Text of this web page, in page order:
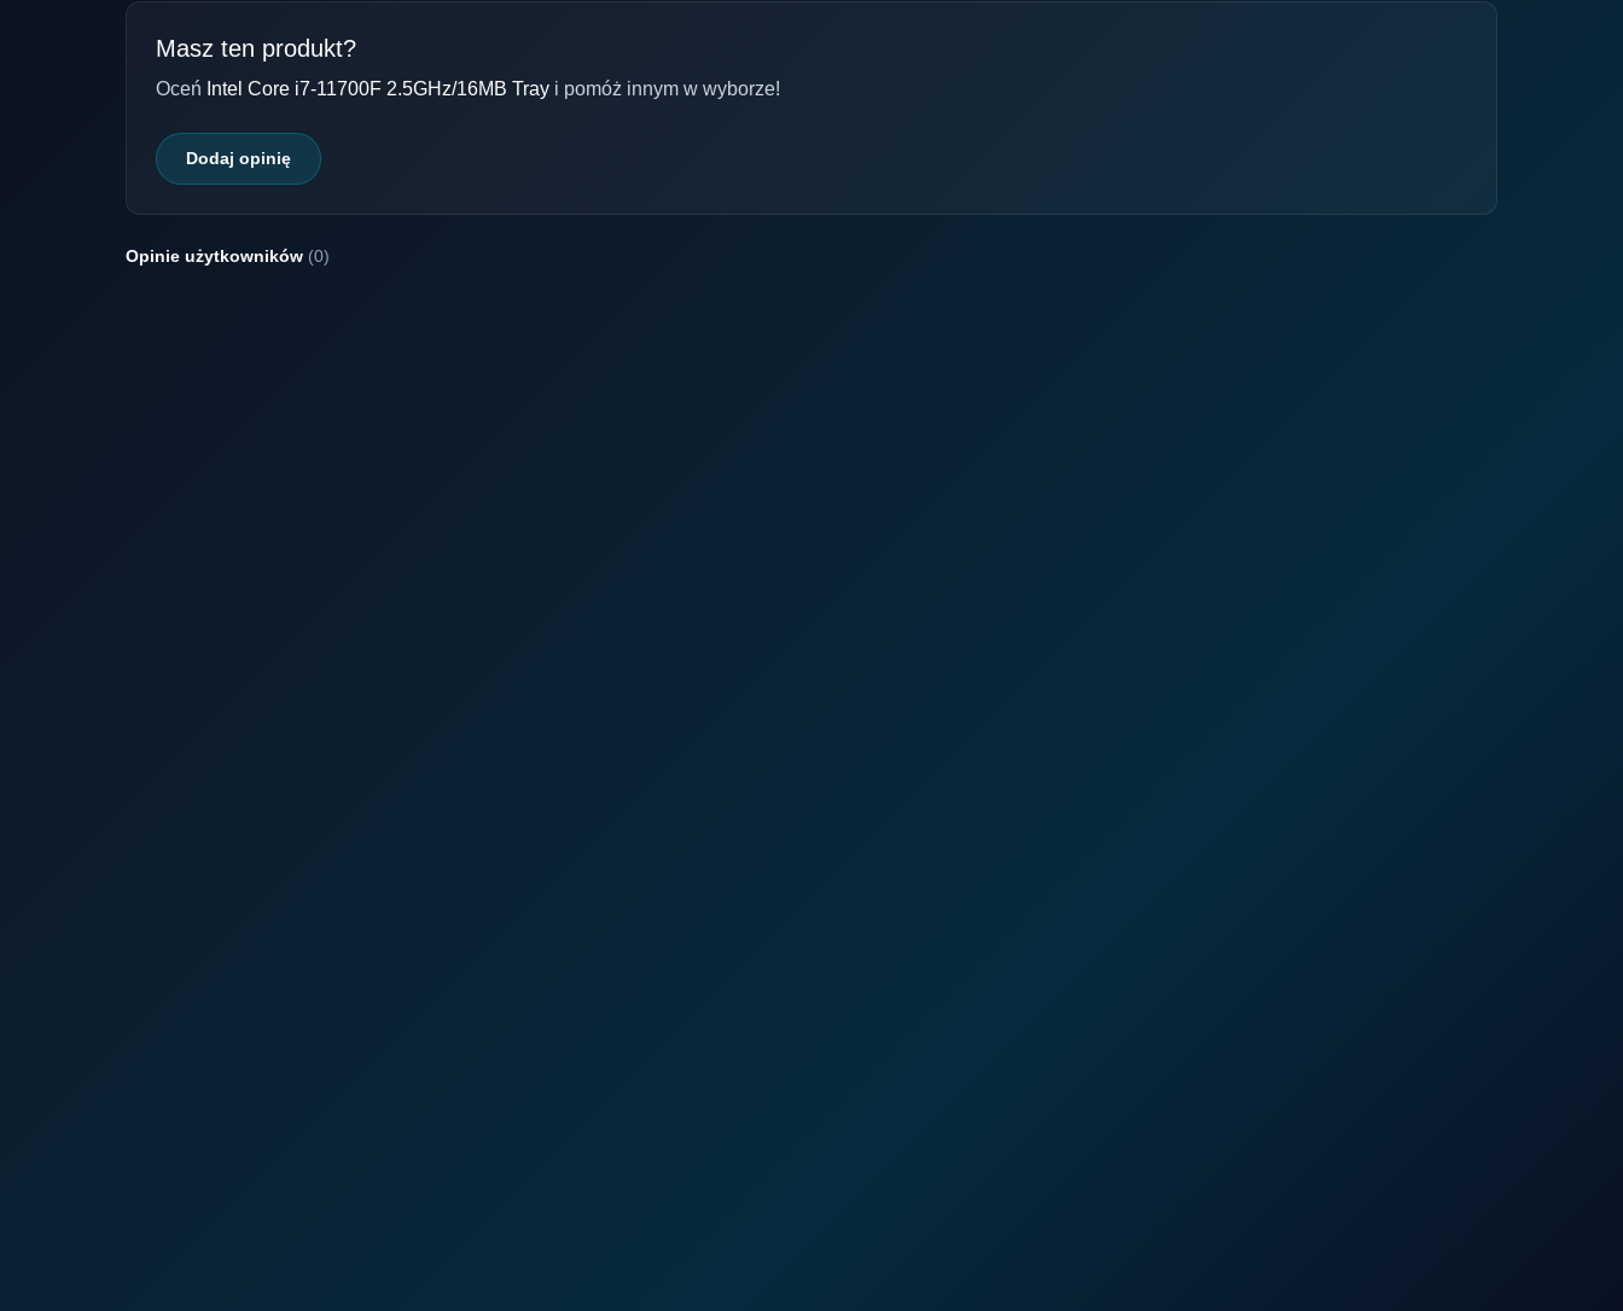
Masz ten produkt?
Oceń Intel Core i7-11700F 2.5GHz/16MB Tray i pomóż innym w wyborze!
Dodaj opinię
Opinie użytkowników (0)